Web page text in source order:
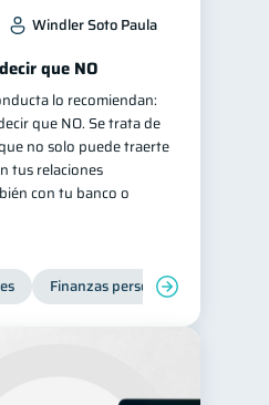
Windler Soto Paula
que NO
lo recomiendan:
que NO. Se trata de
no solo puede traerte
tus relaciones
con tu banco o
Finanzas personales